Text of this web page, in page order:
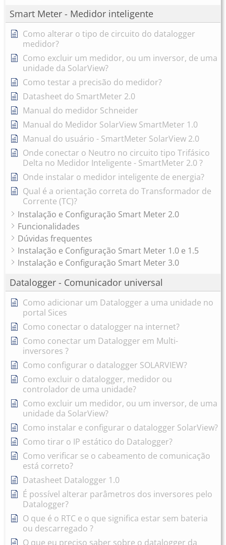
Smart Meter - Medidor inteligente
Como alterar o tipo de circuito do datalogger
medidor?
Como excluir um medidor, ou um inversor, de uma
unidade da SolarView?
Como testar a precisão do medidor?
Datasheet do SmartMeter 2.0
Manual do medidor Schneider
Manual do Medidor SolarView SmartMeter 1.0
Manual do usuário - SmartMeter SolarView 2.0
Onde conectar o Neutro no circuito tipo Trifásico
Delta no Medidor Inteligente - SmartMeter 2.0 ?
Onde instalar o medidor inteligente de energia?
Qual é a orientação correta do Transformador de
Corrente (TC)?
Instalação e Configuração Smart Meter 2.0
Funcionalidades
Dúvidas frequentes
Instalação e Configuração Smart Meter 1.0 e 1.5
Instalação e Configuração Smart Meter 3.0
Datalogger - Comunicador universal
Como adicionar um Datalogger a uma unidade no
portal Sices
Como conectar o datalogger na internet?
Como conectar um Datalogger em Multi-
inversores ?
Como configurar o datalogger SOLARVIEW?
Como excluir o datalogger, medidor ou
controlador de uma unidade?
Como excluir um medidor, ou um inversor, de uma
unidade da SolarView?
Como instalar e configurar o datalogger SolarView?
Como tirar o IP estático do Datalogger?
Como verificar se o cabeamento de comunicação
está correto?
Datasheet Datalogger 1.0
É possível alterar parâmetros dos inversores pelo
Datalogger?
O que é o RTC e o que significa estar sem bateria
ou descarregado ?
O que eu preciso saber sobre o datalogger da